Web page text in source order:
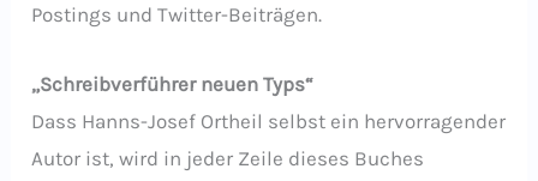
Postings und Twitter-Beiträgen.
„Schreibverführer neuen Typs“
Dass Hanns-Josef Ortheil selbst ein hervorragender
Autor ist, wird in jeder Zeile dieses Buches